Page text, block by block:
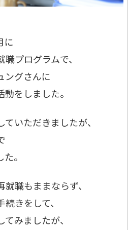
に
プログラムで、
ングさんに
をしました。
いただきましたが、
。
職もままならず、
きをして、
みましたが、